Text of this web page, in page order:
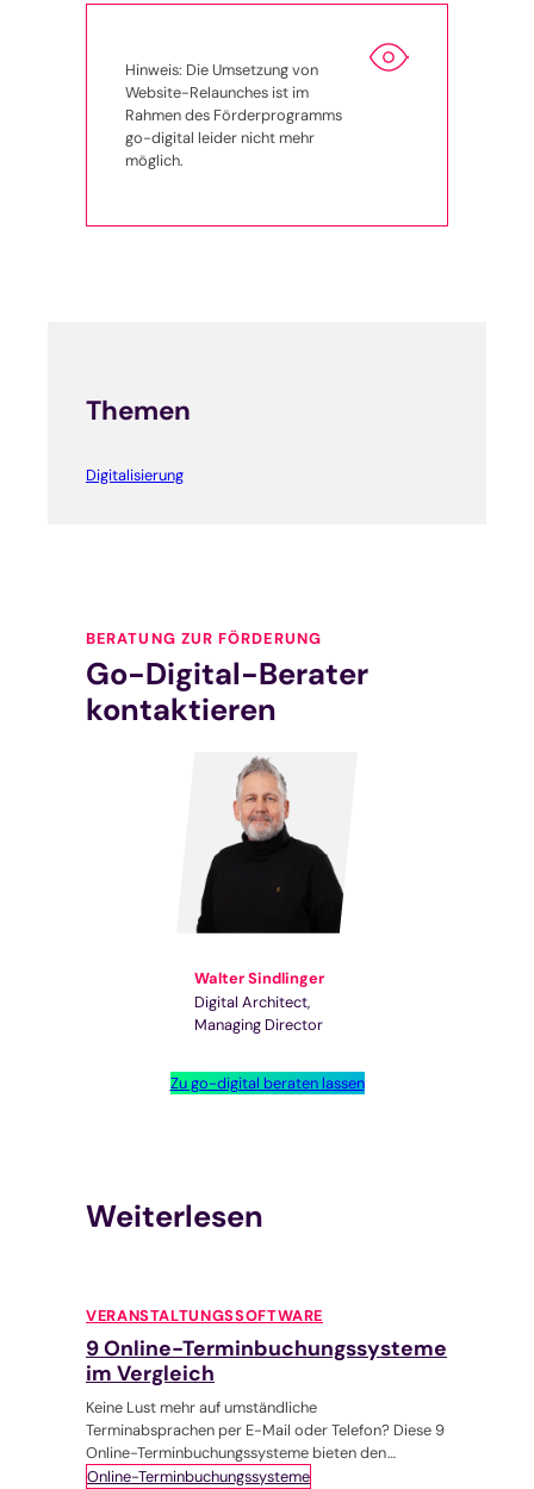
Hinweis: Die Umsetzung von
Website-Relaunches ist im
Rahmen des Förderprogramms
go-digital leider nicht mehr
möglich.
Themen
Digitalisierung
BERATUNG ZUR FÖRDERUNG
Go-Digital-Berater
kontaktieren
Walter Sindlinger
Digital Architect
Managing Director
Zu go-digital beraten lassen
Weiterlesen
VERANSTALTUNGSSOFTWARE
9 Online-Terminbuchungssysteme
im Vergleich
Keine Lust mehr auf umständliche
Terminabsprachen per E-Mail oder Telefon? Diese 9
Online-Terminbuchungssysteme bieten den
Komfort im Buchungsprozess, der uns
Online-Terminbuchungssysteme